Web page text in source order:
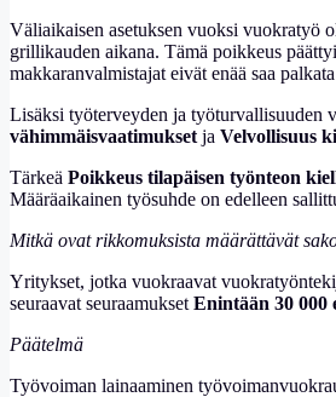
Väliaikaisen asetuksen vuoksi vuokratyö
grillikauden aikana. Tämä poikkeus
makkaranvalmistajat eivät enää saa
Lisäksi työterveyden ja työturvallisuuden
vähimmäisvaatimukset ja Velvollisuus
Tärkeä Poikkeus tilapäisen työnteon
Määräaikainen työsuhde on edelleen
Mitkä ovat rikkomuksista määrättävät
Yritykset, jotka vuokraavat
seuraavat seuraamukset Enintään 30 000
Päätelmä
Työvoiman lainaaminen